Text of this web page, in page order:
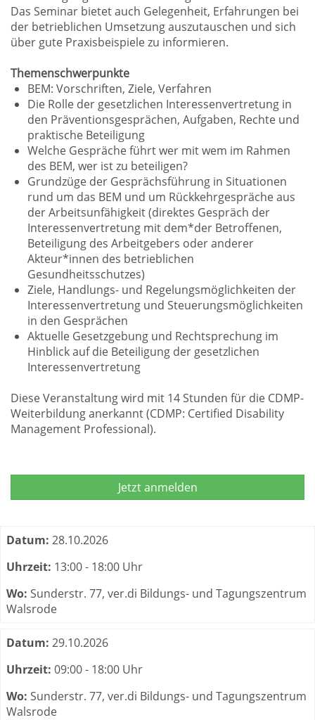
Das Seminar bietet auch Gelegenheit, Erfahrungen bei
der betrieblichen Umsetzung auszutauschen und sich
über gute Praxisbeispiele zu informieren.
Themenschwerpunkte
BEM: Vorschriften, Ziele, Verfahren
Die Rolle der gesetzlichen Interessenvertretung in
den Präventionsgesprächen, Aufgaben, Rechte und
praktische Beteiligung
Welche Gespräche führt wer mit wem im Rahmen
des BEM, wer ist zu beteiligen?
Grundzüge der Gesprächsführung in Situationen
rund um das BEM und um Rückkehrgespräche aus
der Arbeitsunfähigkeit (direktes Gespräch der
Interessenvertretung mit dem*der Betroffenen,
Beteiligung des Arbeitgebers oder anderer
Akteur*innen des betrieblichen
Gesundheitsschutzes)
Ziele, Handlungs- und Regelungsmöglichkeiten der
Interessenvertretung und Steuerungsmöglichkeiten
in den Gesprächen
Aktuelle Gesetzgebung und Rechtsprechung im
Hinblick auf die Beteiligung der gesetzlichen
Interessenvertretung
Diese Veranstaltung wird mit 14 Stunden für die CDMP-
Weiterbildung anerkannt (CDMP: Certified Disability
Management Professional).
Jetzt anmelden
Termine zum dieser Kurs
Datum: 28.10.2026
Uhrzeit: 13:00 - 18:00 Uhr
Wo: Sunderstr. 77, ver.di Bildungs- und Tagungszentrum
Walsrode
Datum: 29.10.2026
Uhrzeit: 09:00 - 18:00 Uhr
Wo: Sunderstr. 77, ver.di Bildungs- und Tagungszentrum
Walsrode